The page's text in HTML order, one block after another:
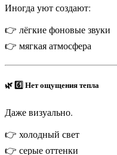
Иногда уют создают:
👉 лёгкие фоновые звуки
👉 мягкая атмосфера
🌿 6️⃣ Нет ощущения тепла
Даже визуально.
👉 холодный свет
👉 серые оттенки